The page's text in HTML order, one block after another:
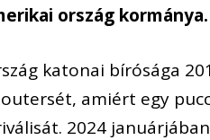
ország kormánya.
katonai bírósága
amiért egy
2024